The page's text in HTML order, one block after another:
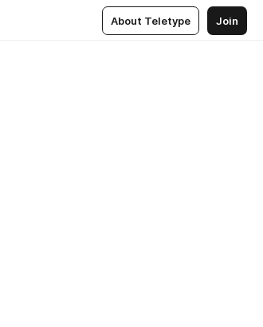
About Teletype Join